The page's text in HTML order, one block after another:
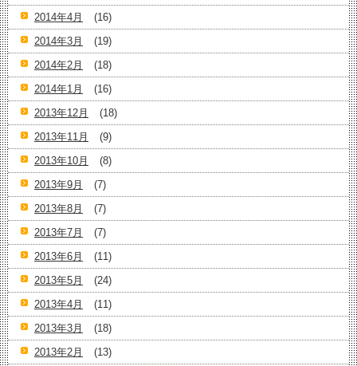
2014年4月
(16)
2014年3月
(19)
2014年2月
(18)
2014年1月
(16)
2013年12月
(18)
2013年11月
(9)
2013年10月
(8)
2013年9月
(7)
2013年8月
(7)
2013年7月
(7)
2013年6月
(11)
2013年5月
(24)
2013年4月
(11)
2013年3月
(18)
2013年2月
(13)